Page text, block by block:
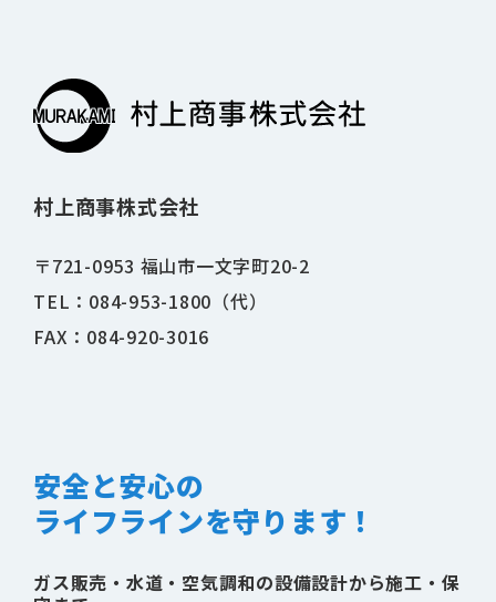
村上商事株式会社
〒721-0953 福山市一文字町20-2
TEL：084-953-1800（代）
FAX：084-920-3016
安全と安心の
ライフラインを守ります！
ガス販売・水道・空気調和の設備設計から施工・保